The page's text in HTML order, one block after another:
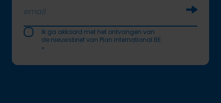
Ik ga akkoord met het ontvangen van
de nieuwsbrief van Plan International BE.
*